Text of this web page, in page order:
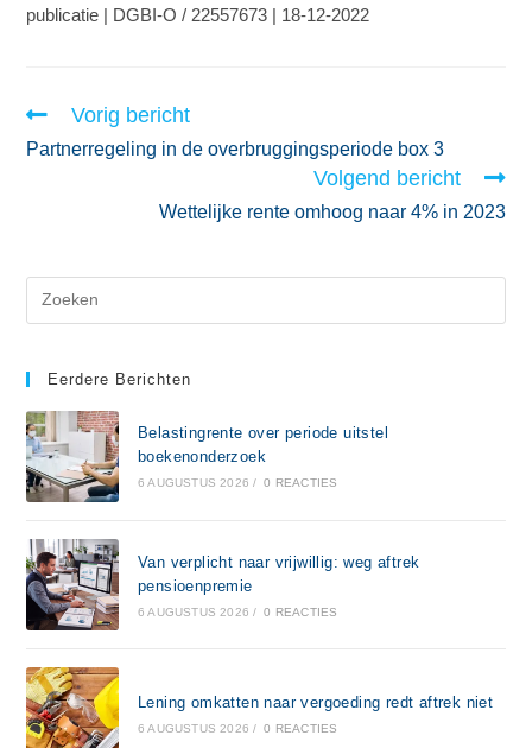
publicatie | DGBI-O / 22557673 | 18-12-2022
Vorig bericht
Partnerregeling in de overbruggingsperiode box 3
Volgend bericht
Wettelijke rente omhoog naar 4% in 2023
Eerdere Berichten
Belastingrente over periode uitstel
boekenonderzoek
6 AUGUSTUS 2026 / 0 REACTIES
Van verplicht naar vrijwillig: weg aftrek
pensioenpremie
6 AUGUSTUS 2026 / 0 REACTIES
Lening omkatten naar vergoeding redt aftrek niet
6 AUGUSTUS 2026 / 0 REACTIES